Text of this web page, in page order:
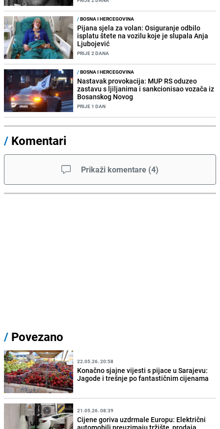
/BOSNA I HERCEGOVINA
Pijana sjela za volan: Osiguranje odbilo
isplatu štete na vozilu koje je slupala Anja
Ljubojević
PRIJE 2 DANA
/BOSNA I HERCEGOVINA
Nastavak provokacija: MUP RS oduzeo
zastavu s ljiljanima i sankcionisao vozača iz
Bosanskog Novog
PRIJE 1 DAN
/ Komentari
Prikaži komentare (4)
/ Povezano
22.05.26. 20:58
Konačno sjajne vijesti s pijace u Sarajevu:
Jagode i trešnje po fantastičnim cijenama
21.05.26. 08:39
Cijene goriva uzdrmale Europu: Električni